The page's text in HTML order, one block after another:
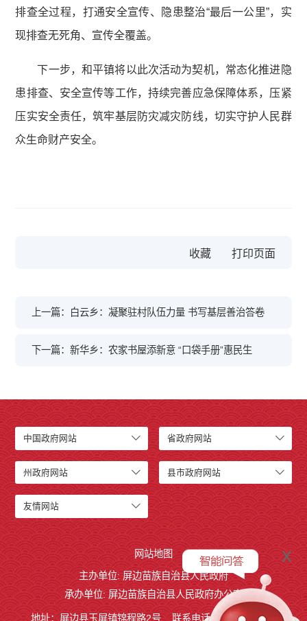
排查全过程，打通安全宣传、隐患整治“最后一公里”，实
现排查无死角、宣传全覆盖。
下一步，和平镇将以此次活动为契机，常态化推进隐
患排查、安全宣传等工作，持续完善应急保障体系，压紧
压实安全责任，筑牢基层防灾减灾防线，切实守护人民群
众生命财产安全。
收藏
上一篇：白云乡：凝聚驻村队伍力量 书写基层善治答卷
下一篇：新华乡：农家书屋添新意 “口袋手册”惠民生
中国政府网站 省政府网站
州政府网站 县市政府网站
友情网站
网站地图
主办单位: 屏边苗族自治县人民政府
承办单位: 屏边苗族自治县人民政府办公室
地址：屏边县玉屏镇锦程路2号 联系电话:0873-3221803
x